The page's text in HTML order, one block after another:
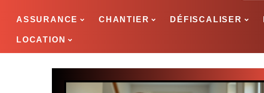
ASSURANCE CHANTIER DÉFISCALISER
LOCATION